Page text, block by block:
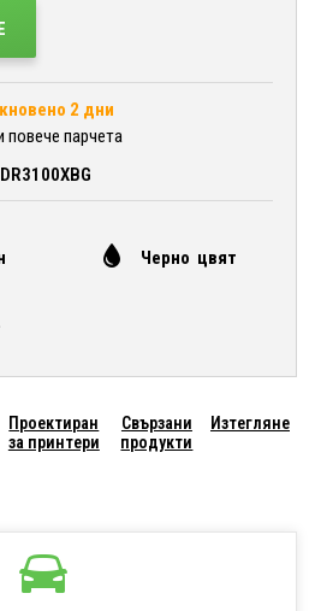
2 дни
повече парчета
Черно цвят
Проектиран
за принтери
Свързани
продукти
Изтегляне